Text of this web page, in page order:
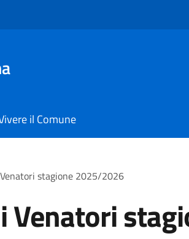
il Comune
stagione 2025/2026
Venatori